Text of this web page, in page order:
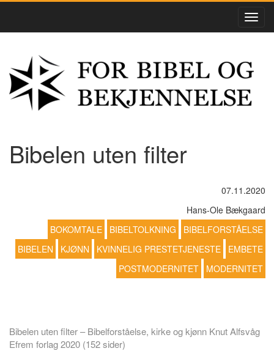
Bibelen uten filter
07.11.2020
Hans-Ole Bækgaard
BOKOMTALE
BIBELTOLKNING
BIBELFORSTÅELSE
BIBELEN
KJØNN KVINNELIG PRESTETJENESTE
EMBETE
POSTMODERNITET
MODERNITET
Bibelen uten filter – Bibelforståelse, kirke og kjønn Knut Alfsvåg
Efrem forlag 2020 (152 sider)